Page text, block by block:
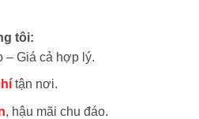
tôi:
– Giá cả hợp lý.
tận nơi.
, hậu mãi chu đáo.